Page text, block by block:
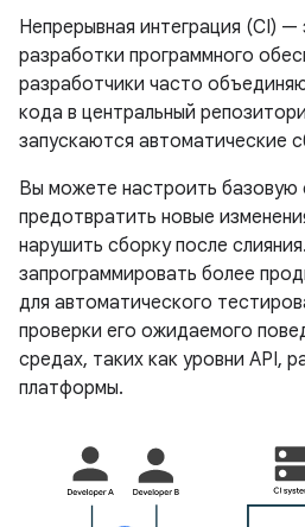
Непрерывная интеграция (CI) —
разработки программного
разработчики часто
кода в центральный
запускаются автоматические
Вы можете настроить базовую
предотвратить новые
нарушить сборку после
запрограммировать более
для автоматического
проверки его ожидаемого
средах, таких как уровни API,
платформы.